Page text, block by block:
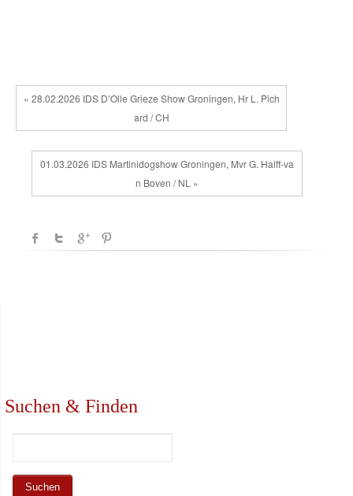
« 28.02.2026 IDS D’Olle Grieze Show Groningen, Hr L. Pich
ard / CH
01.03.2026 IDS Martinidogshow Groningen, Mvr G. Halff-va
n Boven / NL »
Suchen & Finden